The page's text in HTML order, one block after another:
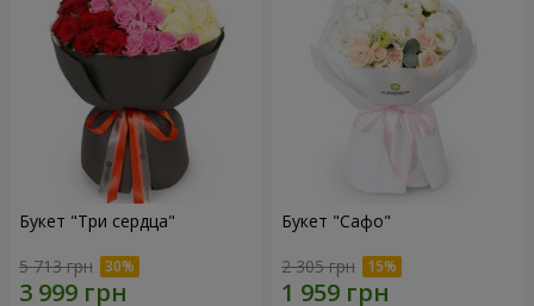
Букет "Три сердца"
5 713 грн
Букет "Сафо"
2 305 грн